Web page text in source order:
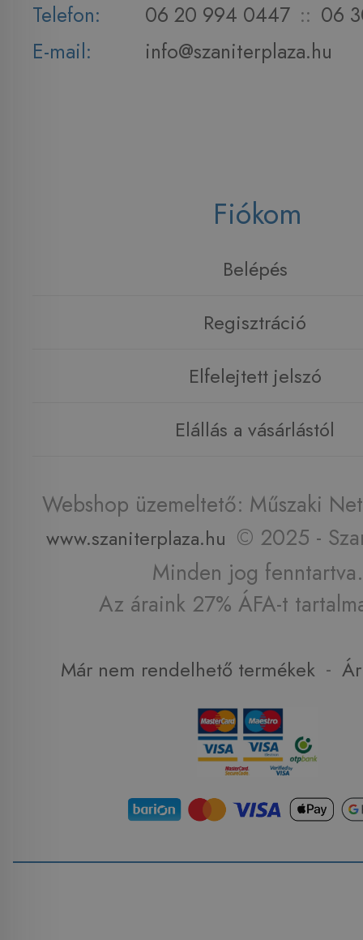
Telefon:
06 20 994 0447 :: 06
E-mail:
info@szaniterplaza.hu
Fiókom
Belépés
Regisztráció
Elfelejtett jelszó
Elállás a vásárlástól
Webshop üzemeltető: Műszaki
www.szaniterplaza.hu © 2025 -
Minden jog fenntartva.
Az áraink 27% ÁFA-t
Már nem rendelhető termékek -